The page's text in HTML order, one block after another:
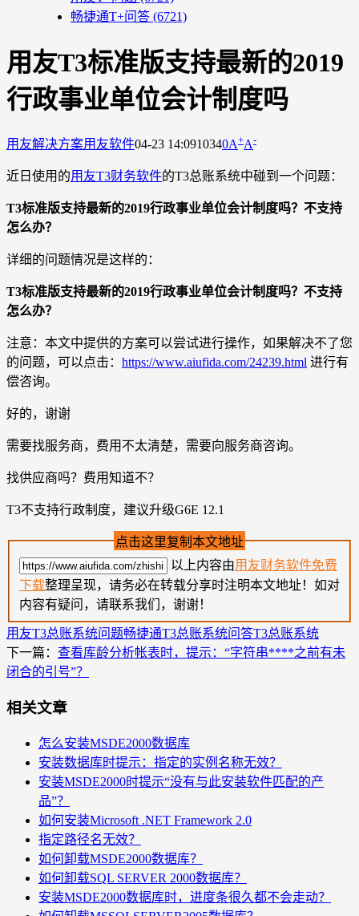
畅捷通T+问答 (6721)
用友T3标准版支持最新的2019
行政事业单位会计制度吗
用友解决方案用友软件04-23 14:0910340A+A-
近日使用的用友T3财务软件的T3总账系统中碰到一个问题：
T3标准版支持最新的2019行政事业单位会计制度吗？不支持
怎么办？
详细的问题情况是这样的：
T3标准版支持最新的2019行政事业单位会计制度吗？不支持
怎么办？
注意：本文中提供的方案可以尝试进行操作，如果解决不了您
的问题，可以点击： https://www.aiufida.com/24239.html 进行有
偿咨询。
好的，谢谢
需要找服务商，费用不太清楚，需要向服务商咨询。
找供应商吗？费用知道不？
T3不支持行政制度，建议升级G6E 12.1
点击这里复制本文地址
以上内容由用友财务软件免费
下载整理呈现，请务必在转载分享时注明本文地址！如对
内容有疑问，请联系我们，谢谢！
用友T3总账系统问题畅捷通T3总账系统问答T3总账系统
下一篇： 查看库龄分析帐表时，提示：“字符串****之前有未
闭合的引号”？
相关文章
怎么安装MSDE2000数据库
安装数据库时提示：指定的实例名称无效？
安装MSDE2000时提示“没有与此安装软件匹配的产
品”？
如何安装Microsoft .NET Framework 2.0
指定路径名无效？
如何卸载MSDE2000数据库？
如何卸载SQL SERVER 2000数据库？
安装MSDE2000数据库时，进度条很久都不会走动？